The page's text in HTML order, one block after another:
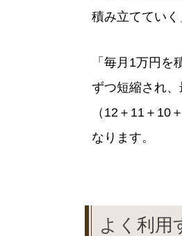
積み立てていく
「毎月1万円
ずつ短縮され
（12＋11＋
なります。
よく利用